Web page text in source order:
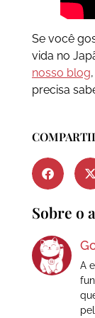
Se você
vida no
nosso blog
precisa
Sobre o
A